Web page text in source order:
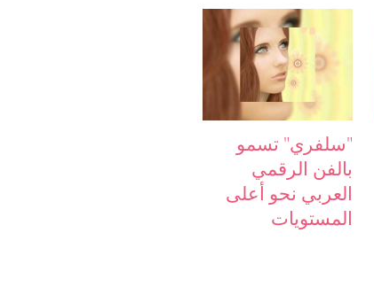
"سلفري" تسمو
بالفن الرقمي
العربي نحو أعلى
المستويات